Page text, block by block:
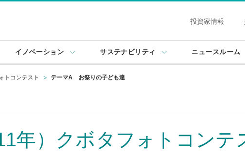
投資家情報
イノベーション サステナビリティ ニュースルーム
トコンテスト テーマA お祭りの子ども達
年）クボタフォトコン